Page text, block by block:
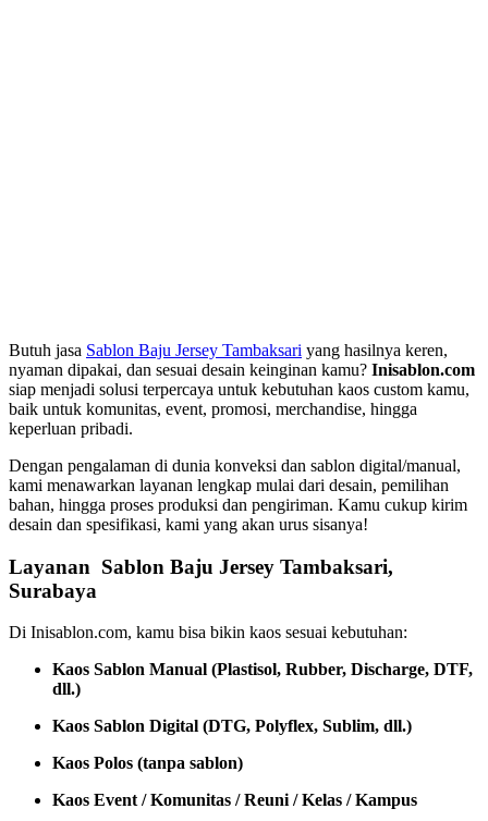
Butuh jasa Sablon Baju Jersey Tambaksari yang hasilnya keren,
nyaman dipakai, dan sesuai desain keinginan kamu? Inisablon.com
siap menjadi solusi terpercaya untuk kebutuhan kaos custom kamu,
baik untuk komunitas, event, promosi, merchandise, hingga
keperluan pribadi.
Dengan pengalaman di dunia konveksi dan sablon digital/manual,
kami menawarkan layanan lengkap mulai dari desain, pemilihan
bahan, hingga proses produksi dan pengiriman. Kamu cukup kirim
desain dan spesifikasi, kami yang akan urus sisanya!
Layanan Sablon Baju Jersey Tambaksari,
Surabaya
Di Inisablon.com, kamu bisa bikin kaos sesuai kebutuhan:
Kaos Sablon Manual (Plastisol, Rubber, Discharge, DTF,
dll.)
Kaos Sablon Digital (DTG, Polyflex, Sublim, dll.)
Kaos Polos (tanpa sablon)
Kaos Event / Komunitas / Reuni / Kelas / Kampus